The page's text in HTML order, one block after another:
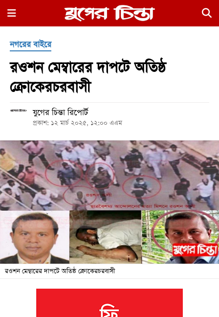
×
রাজনীতি
নগর
জুড়ে
নগরের
বাইরে
আদালতপাড়া
জনদুর্ভোগ
বিশেষ
সংবাদ
নগরের বাইরে
রওশন মেম্বারের দাপটে অতিষ্ঠ
ক্রোকেরচরবাসী
যুগের চিন্তা রিপোর্ট
প্রকাশ: ১২ মার্চ ২০২৫, ১২:০০ এএম
রওশন মেম্বারের দাপটে অতিষ্ঠ ক্রোকেরচরবাসী